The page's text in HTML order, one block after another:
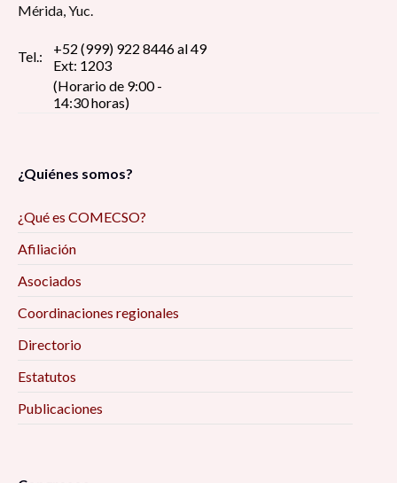
La perspectiva estudiantil universitaria en
tiempos de pandemia: reflexión y debate 8:30
am
Pin up girls, construcción del estereotipo de la
Reflexiones de la investigación/intervención
sociales, en tiempos de pandemia 9:00 am
discapacidad: diálogo desde los estudios
Críticos 9:00 am
entre Aldama y Santa Martha, Chenalhó
Mérida, Yuc.
Tel.:
+52 (999) 922 8446 al 49
Ext: 1203
(Horario de 9:00 -
14:30 horas)
¿Quiénes somos?
¿Qué es COMECSO?
Afiliación
Asociados
Coordinaciones regionales
Directorio
Estatutos
Publicaciones